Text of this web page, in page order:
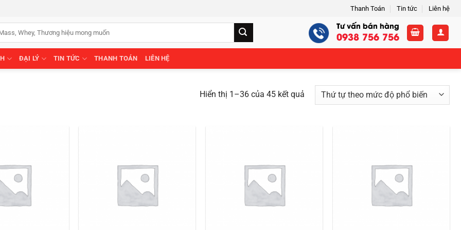
Thanh Toán Tin tức Liên hệ
Tư vấn bán hàng
0938 756 756
ĐẠI LÝ TIN TỨC THANH TOÁN LIÊN HỆ
Hiển thị 1–36 của 45 kết quả